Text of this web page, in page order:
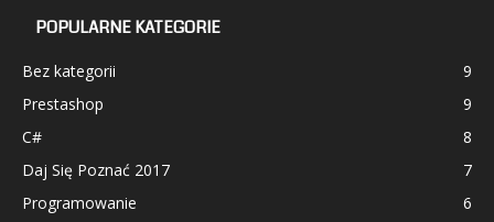
POPULARNE KATEGORIE
Bez kategorii
9
Prestashop
9
C#
8
Daj Się Poznać 2017
7
Programowanie
6